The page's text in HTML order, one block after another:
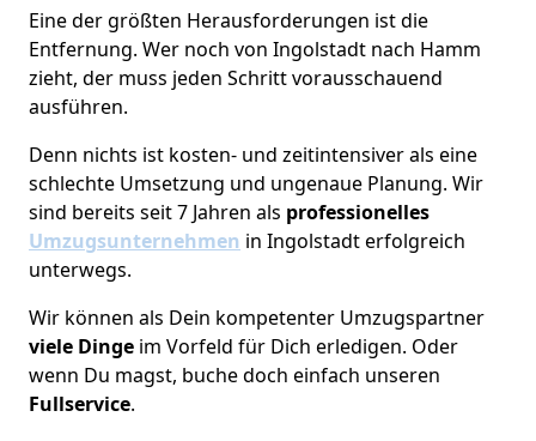
Eine der größten Herausforderungen ist die
Entfernung. Wer noch von Ingolstadt nach Hamm
zieht, der muss jeden Schritt vorausschauend
ausführen.
Denn nichts ist kosten- und zeitintensiver als eine
schlechte Umsetzung und ungenaue Planung. Wir
sind bereits seit 7 Jahren als professionelles
Umzugsunternehmen in Ingolstadt erfolgreich
unterwegs.
Wir können als Dein kompetenter Umzugspartner
viele Dinge im Vorfeld für Dich erledigen. Oder
wenn Du magst, buche doch einfach unseren
Fullservice.